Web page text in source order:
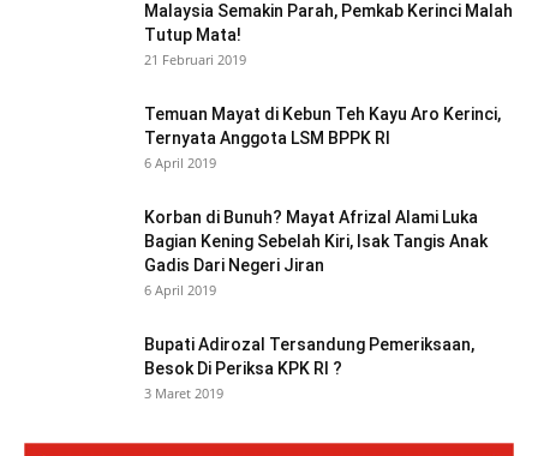
Malaysia Semakin Parah, Pemkab Kerinci Malah
Tutup Mata!
21 Februari 2019
Temuan Mayat di Kebun Teh Kayu Aro Kerinci,
Ternyata Anggota LSM BPPK RI
6 April 2019
Korban di Bunuh? Mayat Afrizal Alami Luka
Bagian Kening Sebelah Kiri, Isak Tangis Anak
Gadis Dari Negeri Jiran
6 April 2019
Bupati Adirozal Tersandung Pemeriksaan,
Besok Di Periksa KPK RI ?
3 Maret 2019